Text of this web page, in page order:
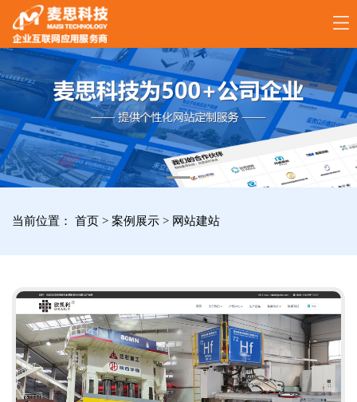
17789288861
全
国
咨
当前位置：首页 >案例展示> 网站建站